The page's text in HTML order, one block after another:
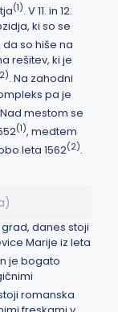
(1). V 11. in 12.
ki so se
da so hiše na
rešitev, ki je
2). Na zahodni
pa je
mestom se
(1), medtem
leta 1562(2).
danes stoji
Marije iz leta
je bogato
romanska